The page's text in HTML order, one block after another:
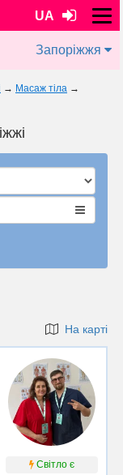
UA
Запоріжжя
→ Масаж тіла →
На карті
Світло є